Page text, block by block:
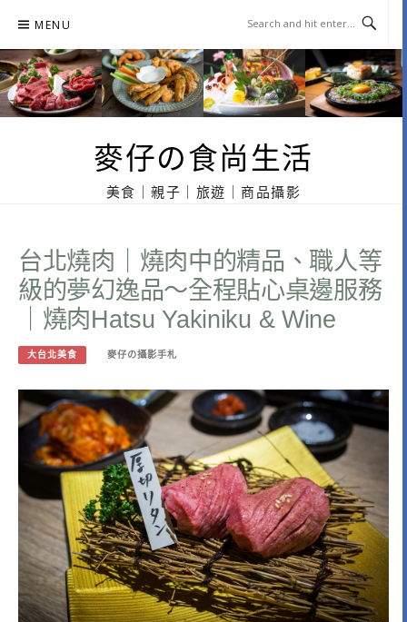
content
MENU
麥仔の食尚生活
美食｜親子｜旅遊｜商品攝影
台北燒肉｜燒肉中的精品、職人等
級的夢幻逸品～全程貼心桌邊服務
｜燒肉Hatsu Yakiniku & Wine
大台北美食 麥仔の攝影手札